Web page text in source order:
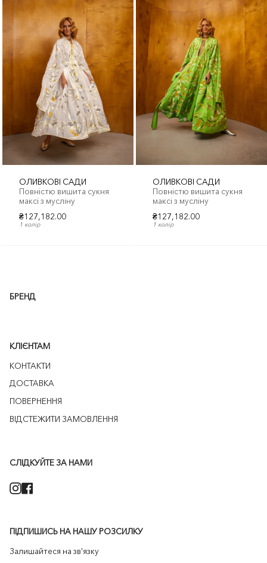
ОЛИВКОВІ САДИ
Повністю вишита сукня
максі з мусліну
₴127,182.00
1 колір
ОЛИВКОВІ САДИ
Повністю вишита сукня
максі з мусліну
₴127,182.00
1 колір
БРЕНД
КЛІЄНТАМ
КОНТАКТИ
ДОСТАВКА
ПОВЕРНЕННЯ
ВІДСТЕЖИТИ ЗАМОВЛЕННЯ
СЛІДКУЙТЕ ЗА НАМИ
Instagram
ПІДПИШИСЬ НА НАШУ РОЗСИЛКУ
Залишайтеся на зв'язку